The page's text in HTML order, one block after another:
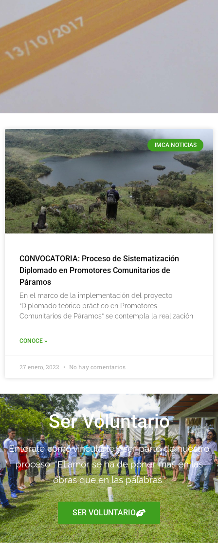
IMCA NOTICIAS
CONVOCATORIA: Proceso de Sistematización
Diplomado en Promotores Comunitarios de
Páramos
En el marco de la implementación del proyecto
“Diplomado teórico práctico en Promotores
Comunitarios de Páramos” se contempla la realización
CONOCE »
27 enero, 2022 No hay comentarios
Ser Voluntario
Enterate como vincularte y ser parte de nuestro
proceso. “El amor se ha de poner más en las
obras que en las palabras”
SER VOLUNTARIO